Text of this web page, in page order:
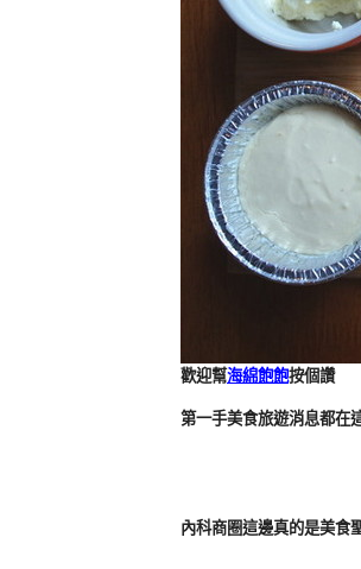
歡迎幫海綿飽飽按個讚
第一手美食旅遊消息都在
內科商圈這邊真的是美食